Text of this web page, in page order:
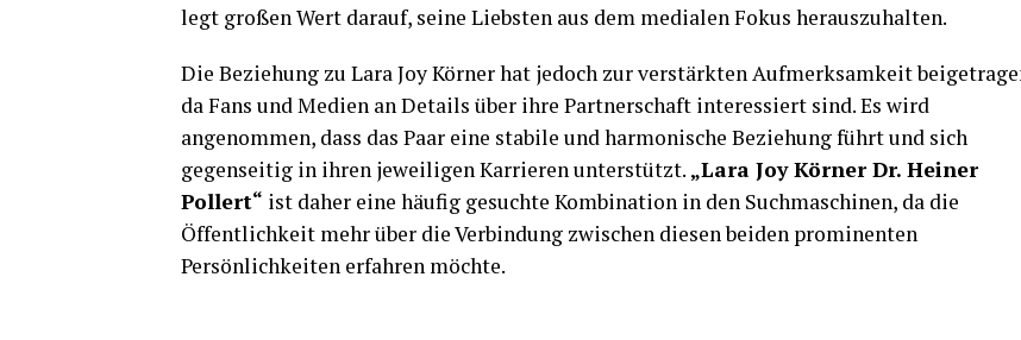
legt großen Wert darauf, seine Liebsten aus dem medialen Fokus herauszuhalten.
Die Beziehung zu Lara Joy Körner hat jedoch zur verstärkten Aufmerksamkeit
da Fans und Medien an Details über ihre Partnerschaft interessiert sind. Es wird
angenommen, dass das Paar eine stabile und harmonische Beziehung führt und sich
gegenseitig in ihren jeweiligen Karrieren unterstützt. „Lara Joy Körner Dr. Heiner
Pollert“ ist daher eine häufig gesuchte Kombination in den Suchmaschinen, da die
Öffentlichkeit mehr über die Verbindung zwischen diesen beiden prominenten
Persönlichkeiten erfahren möchte.